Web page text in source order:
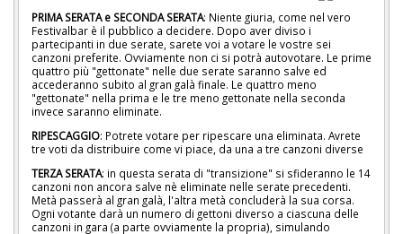
PRIMA SERATA e SECONDA SERATA: Niente giuria, come nel vero
Festivalbar è il pubblico a decidere. Dopo aver diviso i
partecipanti in due serate, sarete voi a votare le vostre sei
canzoni preferite. Ovviamente non ci si potrà autovotare. Le prime
quattro più "gettonate" nelle due serate saranno salve ed
accederanno subito al gran galà finale. Le quattro meno
"gettonate" nella prima e le tre meno gettonate nella seconda
invece saranno eliminate.
RIPESCAGGIO: Potrete votare per ripescare una eliminata. Avrete
tre voti da distribuire come vi piace, da una a tre canzoni diverse
TERZA SERATA: in questa serata di "transizione" si sfideranno le 14
canzoni non ancora salve nè eliminate nelle serate precedenti.
Metà passerà al gran galà, l'altra metà concluderà la sua corsa.
Ogni votante darà un numero di gettoni diverso a ciascuna delle
canzoni in gara (a parte ovviamente la propria), simulando